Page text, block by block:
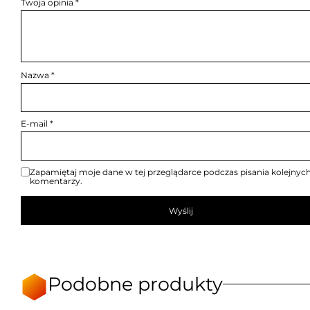
Twoja opinia *
Nazwa *
E-mail *
Zapamiętaj moje dane w tej przeglądarce podczas pisania
komentarzy.
Podobne produkty